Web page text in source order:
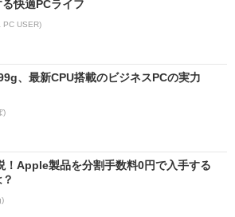
快適PCライフ
PC USER)
、最新CPU搭載のビジネスPCの実力
)
！Apple製品を分割手数料0円で入手する